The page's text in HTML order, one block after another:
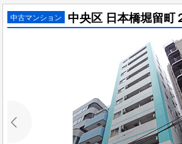
中古マンション 中央区 日本橋堀留町